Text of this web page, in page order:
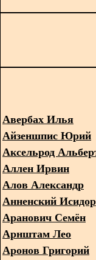
Авербах Илья
Айзеншпис Юрий
Аксельрод
Аллен Ирвин
Алов Александр
Анненский Исидор
Аранович Семён
Арнштам Лео
Аронов Григорий